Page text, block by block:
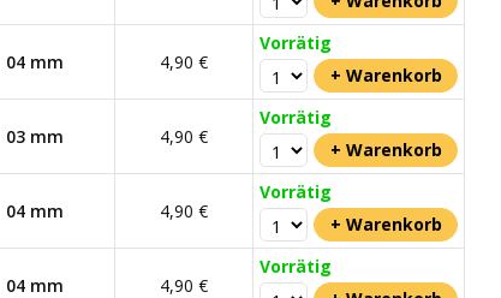
04 mm 4,90 €
Vorrätig
03 mm 4,90 €
Vorrätig
04 mm 4,90 €
Vorrätig
04 mm 4,90 €
Vorrätig